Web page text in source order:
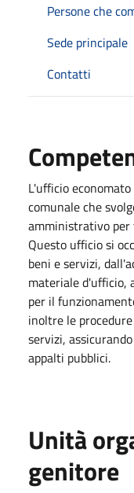
Persone che
Sede principale
Contatti
L'ufficio
comunale che
amministrativo
Questo ufficio si
beni e servizi,
materiale d'ufficio,
per il
inoltre le
servizi,
appalti pubblici.
Unità
genitore